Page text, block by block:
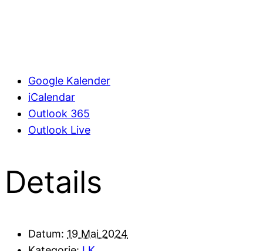
Google Kalender
iCalendar
Outlook 365
Outlook Live
Details
Datum: 19 Mai 2024